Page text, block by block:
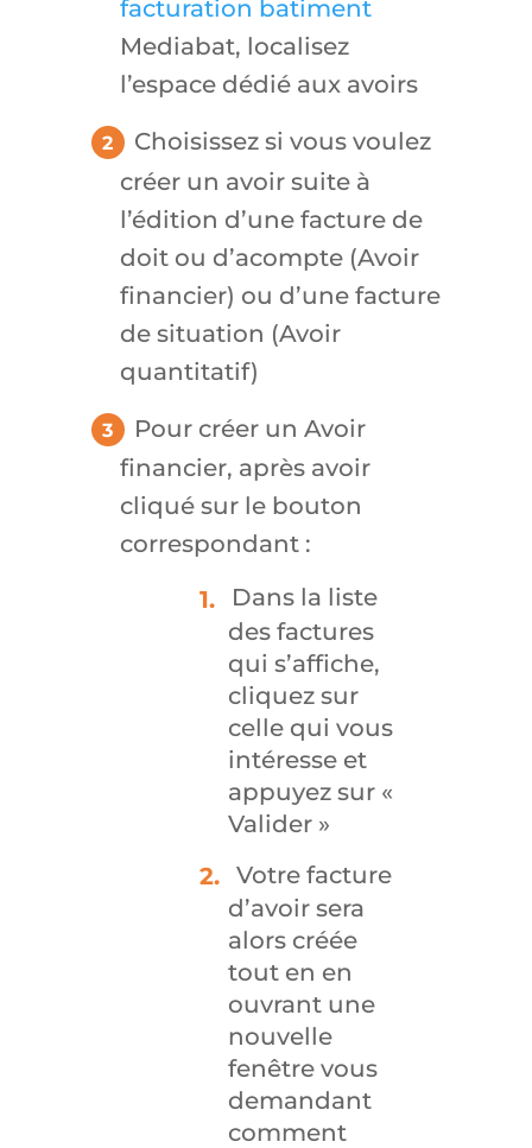
facturation batiment
Mediabat, localisez
l’espace dédié aux avoirs
Choisissez si vous voulez
créer un avoir suite à
l’édition d’une facture de
doit ou d’acompte (Avoir
financier) ou d’une facture
de situation (Avoir
quantitatif)
Pour créer un Avoir
financier, après avoir
cliqué sur le bouton
correspondant :
Dans la liste
des factures
qui s’affiche,
cliquez sur
celle qui vous
intéresse et
appuyez sur «
Valider »
Votre facture
d’avoir sera
alors créée
tout en en
ouvrant une
nouvelle
fenêtre vous
demandant
comment